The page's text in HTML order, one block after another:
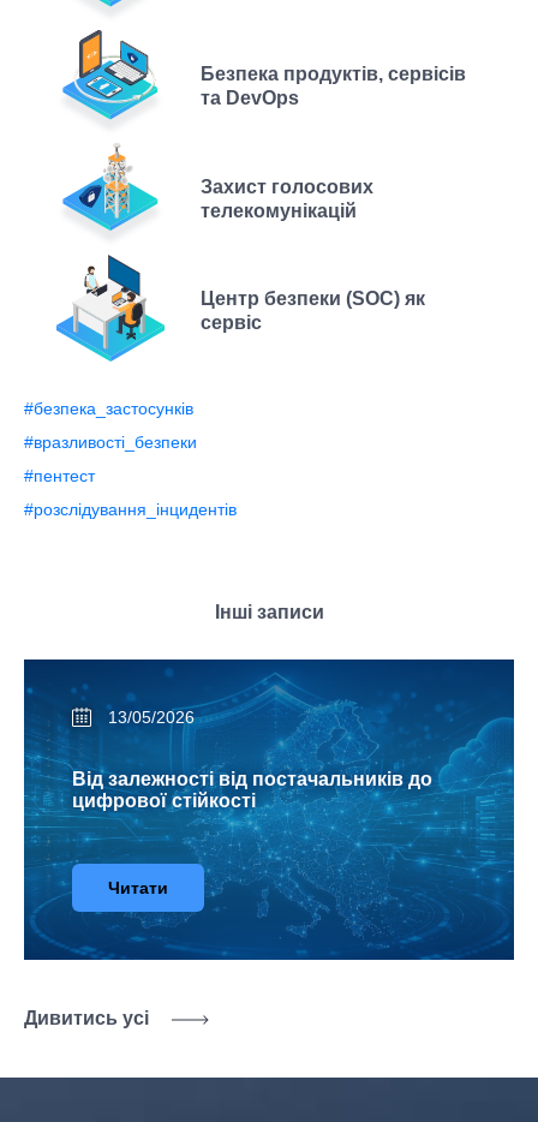
Безпека продуктів, сервісів
та DevOps
Захист голосових
телекомунікацій
Центр безпеки (SOC) як
сервіс
#безпека_застосунків
#вразливості_безпеки
#пентест
#розслідування_інцидентів
Інші записи
13/05/2026
Від залежності від постачальників до
цифрової стійкості
Читати
Дивитись усі